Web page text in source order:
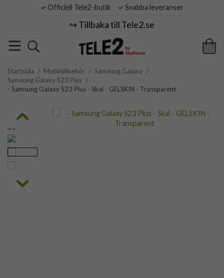
Officiell Tele2-butik Snabba leveranser
↪️ Tillbaka till Tele2.se
Startsida / Mobiltillbehör / Samsung Galaxy /
Samsung Galaxy S23 Plus /
- Samsung Galaxy S23 Plus - Skal - GELSKIN - Transparent